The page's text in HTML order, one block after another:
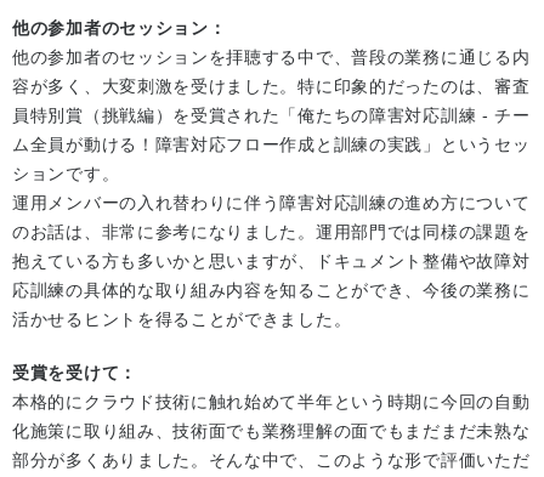
他の参加者のセッション：
他の参加者のセッションを拝聴する中で、普段の業務に通じる内
容が多く、大変刺激を受けました。特に印象的だったのは、審査
員特別賞（挑戦編）を受賞された「俺たちの障害対応訓練 - チー
ム全員が動ける！障害対応フロー作成と訓練の実践」というセッ
ションです。
運用メンバーの入れ替わりに伴う障害対応訓練の進め方について
のお話は、非常に参考になりました。運用部門では同様の課題を
抱えている方も多いかと思いますが、ドキュメント整備や故障対
応訓練の具体的な取り組み内容を知ることができ、今後の業務に
活かせるヒントを得ることができました。
受賞を受けて：
本格的にクラウド技術に触れ始めて半年という時期に今回の自動
化施策に取り組み、技術面でも業務理解の面でもまだまだ未熟な
部分が多くありました。そんな中で、このような形で評価いただ